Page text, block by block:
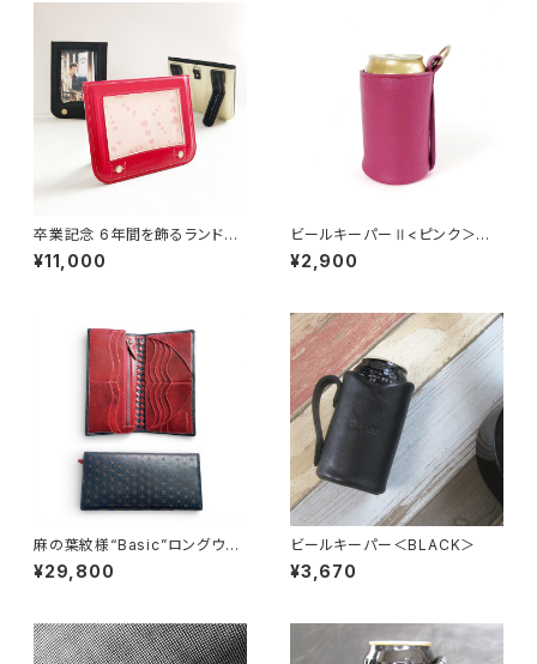
卒業記念 6年間を飾るランドセ
ルフレーム （ランドセルリメイ
ク） <横向きタイプ>
¥11,000
ビールキーパーⅡ<ピンク＞
シュリンクレザー
¥2,900
麻の葉紋様“Basic”ロングウォ
レット Type2 イタリア産ブッテ
ーロ×日本産仔牛革
¥29,800
ビールキーパー＜BLACK＞
¥3,670